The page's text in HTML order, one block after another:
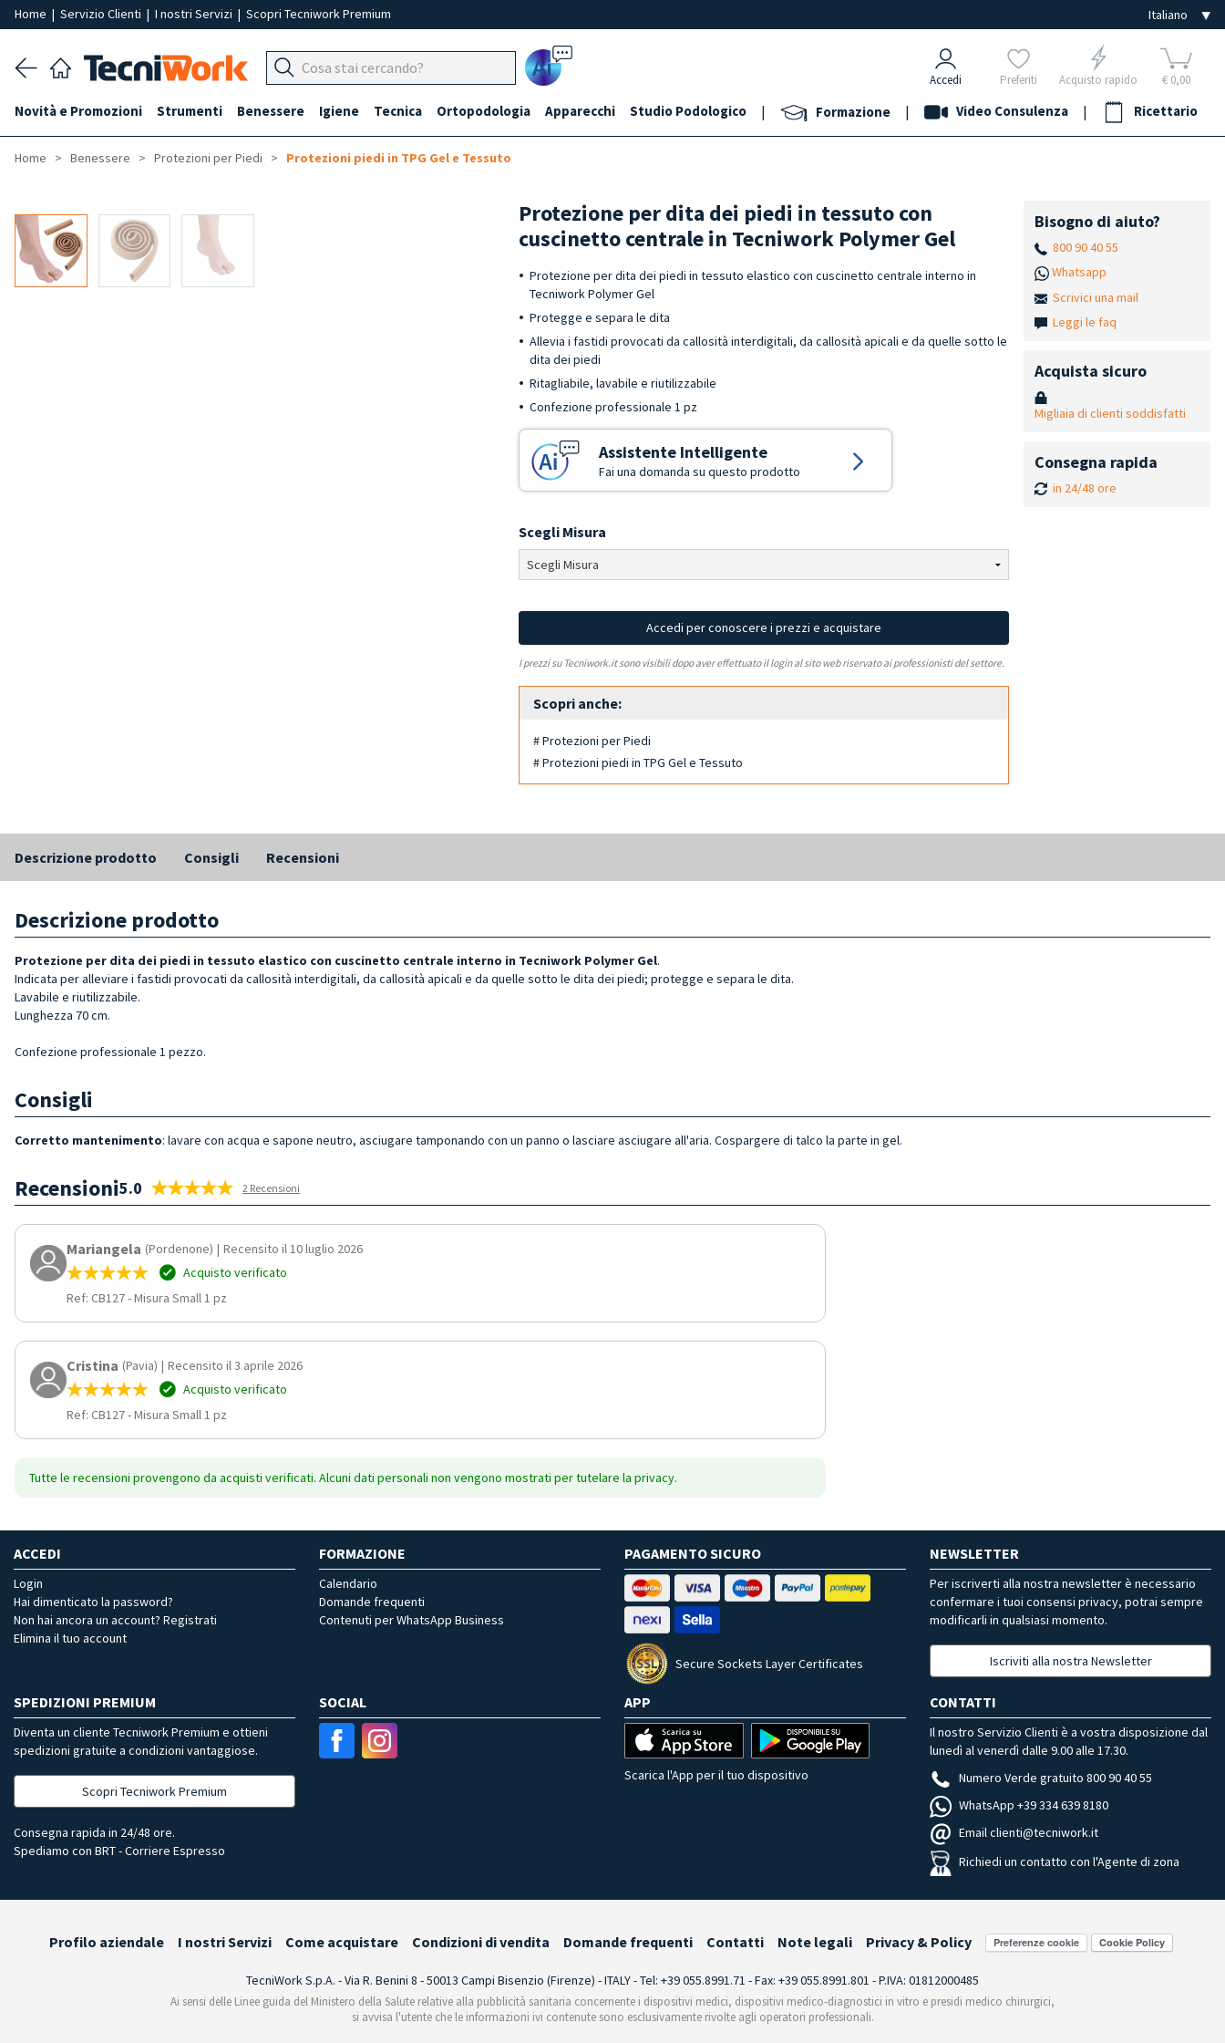
Home | Servizio Clienti | I nostri Servizi | Scopri Tecniwork Premium
Ai Accedi Preferiti Acquisto rapido € 0,00
Novità e Promozioni Strumenti Benessere Igiene Tecnica Ortopodologia Apparecchi Studio Podologico | Formazione | Video Consulenza | Ricettario
Home Benessere Protezioni per Piedi Protezioni piedi in TPG Gel e Tessuto
Protezione per dita dei piedi in tessuto con
cuscinetto centrale in Tecniwork Polymer Gel
Protezione per dita dei piedi in tessuto elastico con cuscinetto centrale interno in
Tecniwork Polymer Gel
Protegge e separa le dita
Allevia i fastidi provocati da callosità interdigitali, da callosità apicali e da quelle sotto le
dita dei piedi
Ritagliabile, lavabile e riutilizzabile
Confezione professionale 1 pz
Assistente Intelligente
Fai una domanda su questo prodotto
Scegli Misura
Accedi per conoscere i prezzi e acquistare
I prezzi su Tecniwork.it sono visibili dopo aver effettuato il login al sito web riservato ai professionisti del settore.
Scopri anche:
# Protezioni per Piedi
# Protezioni piedi in TPG Gel e Tessuto
Bisogno di aiuto?
800 90 40 55
Whatsapp
Scrivici una mail
Leggi le faq
Acquista sicuro
Migliaia di clienti soddisfatti
Consegna rapida
in 24/48 ore
Descrizione prodotto Consigli Recensioni
Descrizione prodotto
Protezione per dita dei piedi in tessuto elastico con cuscinetto centrale interno in Tecniwork Polymer Gel.
Indicata per alleviare i fastidi provocati da callosità interdigitali, da callosità apicali e da quelle sotto le dita dei piedi; protegge e separa le dita.
Lavabile e riutilizzabile.
Lunghezza 70 cm.
Confezione professionale 1 pezzo.
Consigli
Corretto mantenimento: lavare con acqua e sapone neutro, asciugare tamponando con un panno o lasciare asciugare all'aria. Cospargere di talco la parte in gel.
Recensioni5.0 2 Recensioni
Mariangela (Pordenone) | Recensito il 10 luglio 2026
Acquisto verificato
Ref: CB127-Misura Small 1 pz
Cristina (Pavia) | Recensito il 3 aprile 2026
Acquisto verificato
Ref: CB127-Misura Small 1 pz
Tutte le recensioni provengono da acquisti verificati. Alcuni dati personali non vengono mostrati per tutelare la privacy.
ACCEDI
Login
Hai dimenticato la password?
Non hai ancora un account? Registrati
Elimina il tuo account
FORMAZIONE
Calendario
Domande frequenti
Contenuti per WhatsApp Business
PAGAMENTO SICURO
Secure Sockets Layer Certificates
NEWSLETTER
Per iscriverti alla nostra newsletter è necessario
confermare i tuoi consensi privacy, potrai sempre
modificarli in qualsiasi momento.
Iscriviti alla nostra Newsletter
SPEDIZIONI PREMIUM
Diventa un cliente Tecniwork Premium e ottieni
spedizioni gratuite a condizioni vantaggiose.
Scopri Tecniwork Premium
Consegna rapida in 24/48 ore.
Spediamo con BRT - Corriere Espresso
SOCIAL APP
Scarica l'App per il tuo dispositivo
CONTATTI
Il nostro Servizio Clienti è a vostra disposizione dal
lunedì al venerdì dalle 9.00 alle 17.30.
Numero Verde gratuito 800 90 40 55
WhatsApp +39 334 639 8180
Email clienti@tecniwork.it
Richiedi un contatto con l'Agente di zona
Profilo aziendale I nostri Servizi Come acquistare Condizioni di vendita Domande frequenti Contatti Note legali Privacy & Policy Preferenze cookie
TecniWork S.p.A. - Via R. Benini 8 - 50013 Campi Bisenzio (Firenze) - ITALY - Tel: +39 055.8991.71 - Fax: +39 055.8991.801 - P.IVA: 01812000485
Ai sensi delle Linee guida del Ministero della Salute relative alla pubblicità sanitaria concernente i dispositivi medici, dispositivi medico-diagnostici in vitro e presidi medico chirurgici,
si avvisa l'utente che le informazioni ivi contenute sono esclusivamente rivolte agli operatori professionali.